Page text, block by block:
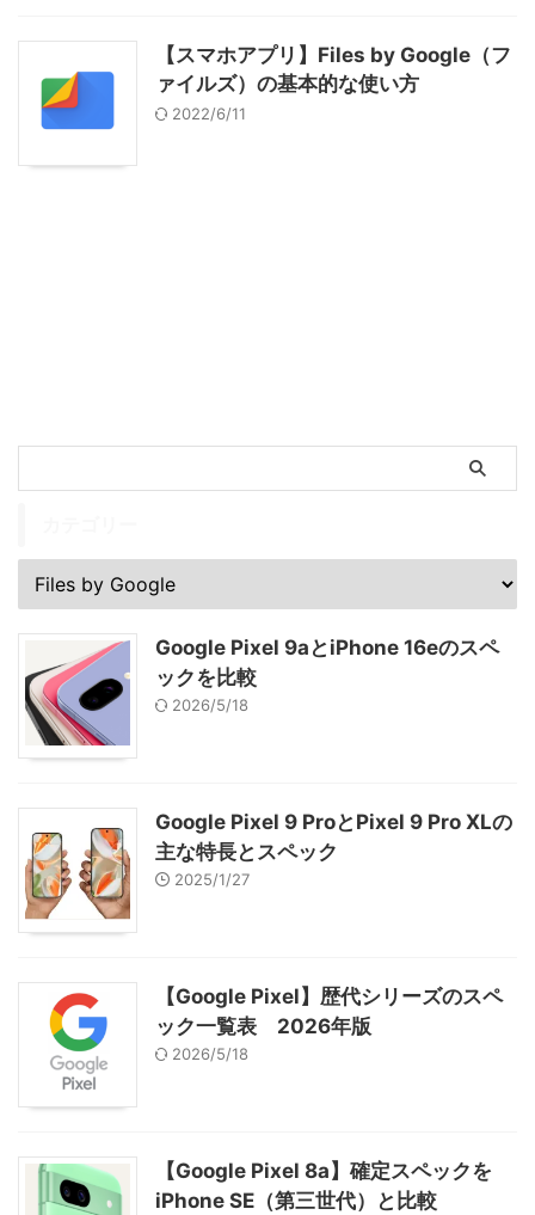
【スマホアプリ】Files by Google（フ
ァイルズ）の基本的な使い方
2022/6/11
Google Pixel 9aとiPhone 16eのスペ
ックを比較
2026/5/18
Google Pixel 9 ProとPixel 9 Pro XLの
主な特長とスペック
2025/1/27
【Google Pixel】歴代シリーズのスペ
ック一覧表 2026年版
2026/5/18
【Google Pixel 8a】確定スペックを
iPhone SE（第三世代）と比較